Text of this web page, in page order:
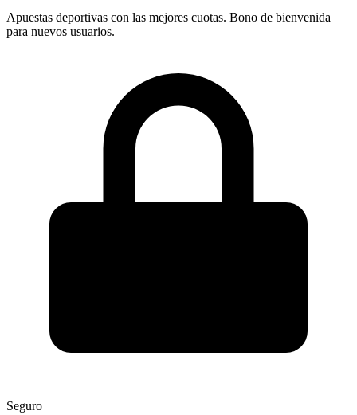
Apuestas deportivas con las mejores cuotas. Bono de bienvenida
para nuevos usuarios.
Seguro